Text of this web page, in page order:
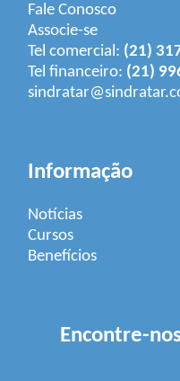
Fale Conosco
Associe-se
Tel comercial: (21)
Tel financeiro: (21)
Informação
Notícias
Cursos
Benefícios
Encontre-